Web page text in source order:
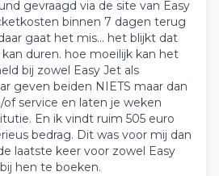
gevraagd via de site van Easy
binnen 7 dagen terug
gaat het mis... het blijkt dat
duren. hoe moeilijk kan het
bij zowel Easy Jet als
geven beiden NIETS maar dan
service en laten je weken
En ik vindt ruim 505 euro
bedrag. Dit was voor mij dan
laatste keer voor zowel Easy
hen te boeken.